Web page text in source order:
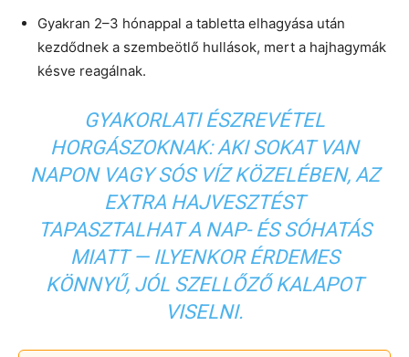
Gyakran 2–3 hónappal a tabletta elhagyása után
kezdődnek a szembeötlő hullások, mert a hajhagymák
késve reagálnak.
GYAKORLATI ÉSZREVÉTEL
HORGÁSZOKNAK:AKI SOKAT VAN
NAPON VAGY SÓS VÍZ KÖZELÉBEN, AZ
EXTRA HAJVESZTÉST
TAPASZTALHAT A NAP- ÉS SÓHATÁS
MIATT — ILYENKOR ÉRDEMES
KÖNNYŰ, JÓL SZELLŐZŐ KALAPOT
VISELNI.